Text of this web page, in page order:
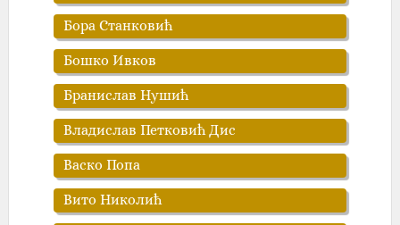
Бора Станковић
Бошко Ивков
Бранислав Нушић
Владислав Петковић Дис
Васко Попа
Вито Николић